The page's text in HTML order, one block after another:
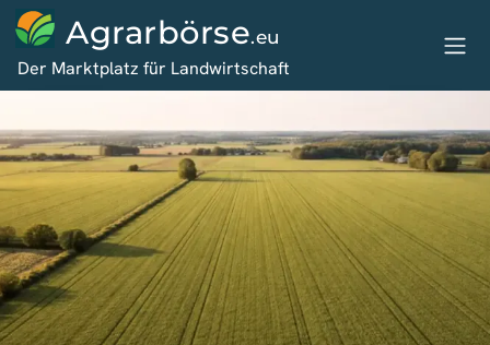
Agrarbörse.eu
Der Marktplatz für Landwirtschaft